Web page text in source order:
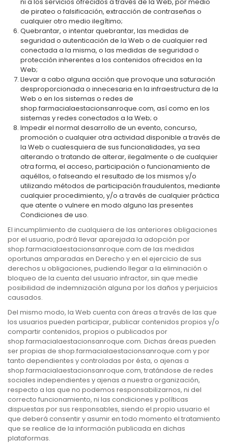
de pirateo o falsificación, extracción de contraseñas o
cualquier otro medio ilegítimo;
Quebrantar, o intentar quebrantar, las medidas de
seguridad o autenticación de la Web o de cualquier red
conectada a la misma, o las medidas de seguridad o
protección inherentes a los contenidos ofrecidos en la
Web;
Llevar a cabo alguna acción que provoque una saturación
desproporcionada o innecesaria en la infraestructura de la
Web o en los sistemas o redes de
shop.farmacialaestacionsanroque.com, así como en los
sistemas y redes conectados a la Web; o
Impedir el normal desarrollo de un evento, concurso,
promoción o cualquier otra actividad disponible a través de
la Web o cualesquiera de sus funcionalidades, ya sea
alterando o tratando de alterar, ilegalmente o de cualquier
otra forma, el acceso, participación o funcionamiento de
aquéllos, o falseando el resultado de los mismos y/o
utilizando métodos de participación fraudulentos, mediante
cualquier procedimiento, y/o a través de cualquier práctica
que atente o vulnere en modo alguno las presentes
Condiciones de uso.
El incumplimiento de cualquiera de las anteriores obligaciones
por el usuario, podrá llevar aparejada la adopción por
shop.farmacialaestacionsanroque.com de las medidas
oportunas amparadas en Derecho y en el ejercicio de sus
derechos u obligaciones, pudiendo llegar a la eliminación o
bloqueo de la cuenta del usuario infractor, sin que medie
posibilidad de indemnización alguna por los daños y perjuicios
causados.
Del mismo modo, la Web cuenta con áreas a través de las que
los usuarios pueden participar, publicar contenidos propios y/o
compartir contenidos, propios o publicados por
shop.farmacialaestacionsanroque.com. Dichas áreas pueden
ser propias de shop.farmacialaestacionsanroque.com y por
tanto dependientes y controladas por ésta, o ajenas a
shop.farmacialaestacionsanroque.com, tratándose de redes
sociales independientes y ajenas a nuestra organización,
respecto a las que no podemos responsabilizarnos, ni del
correcto funcionamiento, ni las condiciones y políticas
dispuestas por sus responsables, siendo el propio usuario el
que deberá consentir y asumir en todo momento el tratamiento
que se realice de la información publicada en dichas
plataformas.